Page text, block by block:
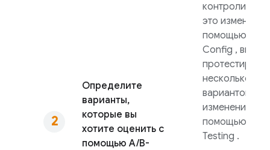
Определите
варианты,
которые вы
хотите оценить с
помощью A/B-
это
помощью
Config , вы
несколько
вариантов
изменения с
помощью
Testing .